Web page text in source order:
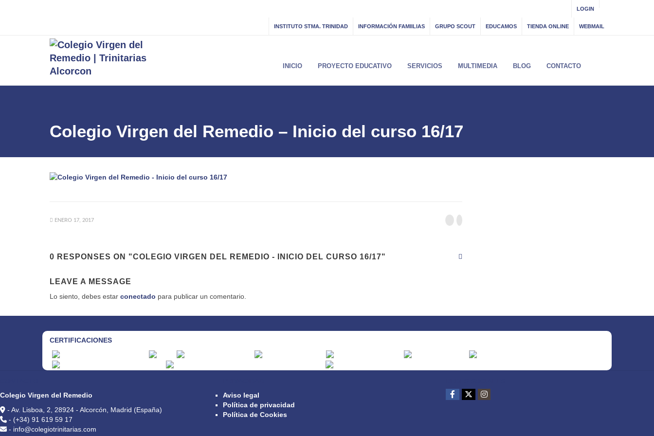
LOGIN
INSTITUTO STMA. TRINIDAD INFORMACIÓN FAMIILIAS GRUPO SCOUT EDUCAMOS TIENDA ONLINE WEBMAIL
INICIO PROYECTO EDUCATIVO SERVICIOS MULTIMEDIA BLOG CONTACTO
Colegio Virgen del Remedio – Inicio del curso 16/17
ENERO 17, 2017
0 RESPONSES ON "COLEGIO VIRGEN DEL REMEDIO - INICIO DEL CURSO 16/17"
LEAVE A MESSAGE
Lo siento, debes estar conectado para publicar un comentario.
CERTIFICACIONES
Colegio Virgen del Remedio
- Av. Lisboa, 2, 28924 - Alcorcón, Madrid (España)
- (+34) 91 619 59 17
- info@colegiotrinitarias.com
Aviso legal
Política de privacidad
Política de Cookies